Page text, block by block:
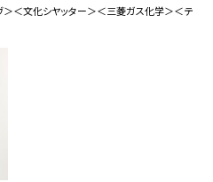
＞＜文化シヤッター＞＜三菱ガス化学＞＜テ